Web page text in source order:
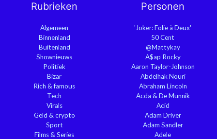
Rubrieken
Algemeen
Binnenland
Buitenland
Shownieuws
Politiek
Bizar
Rich & famous
Tech
Virals
Geld & crypto
Sport
Films & Series
Personen
'Joker: Folie à Deux'
50 Cent
@Mattykay
A$ap Rocky
Aaron Taylor-Johnson
Abdelhak Nouri
Abraham Lincoln
Acda & De Munnik
Acid
Adam Driver
Adam Sandler
Adele